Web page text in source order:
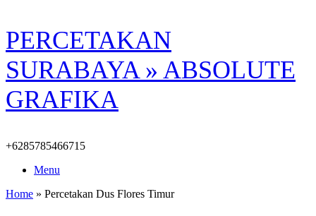
Skip
to
content
PERCETAKAN
SURABAYA » ABSOLUTE
GRAFIKA
+6285785466715
Menu
Home » Percetakan Dus Flores Timur